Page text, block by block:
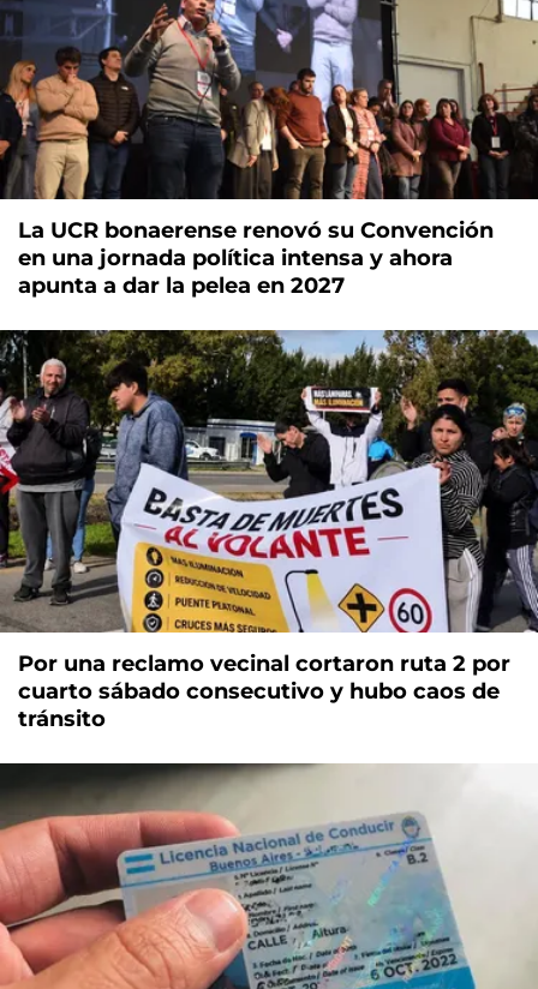
La UCR bonaerense renovó su Convención
en una jornada política intensa y ahora
apunta a dar la pelea en 2027
Por una reclamo vecinal cortaron ruta 2 por
cuarto sábado consecutivo y hubo caos de
tránsito